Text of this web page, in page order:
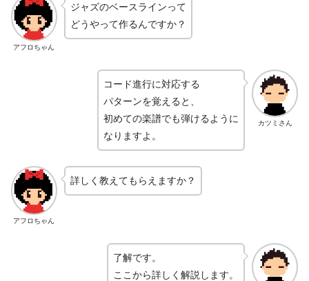
アフロちゃん
ジャズのベースラインって
どうやって作るんですか？
カツミさん
コード進行に対応する
パターンを覚えると、
初めての楽譜でも弾けるように
なりますよ。
アフロちゃん
詳しく教えてもらえますか？
了解です。
ここから詳しく解説します。